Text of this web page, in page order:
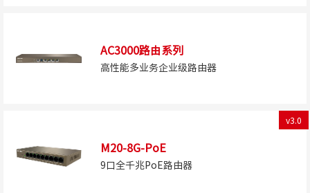
AC3000路由系列
高性能多业务企业级路由器
v3.0
M20-8G-PoE
9口全千兆PoE路由器